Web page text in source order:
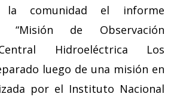
comunidad el informe
“Misión de Observación
Hidroeléctrica Los
luego de una misión en
por el Instituto Nacional